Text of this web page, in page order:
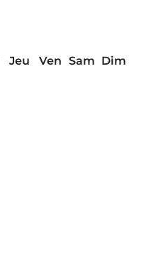
Jeu Ven Sam Dim